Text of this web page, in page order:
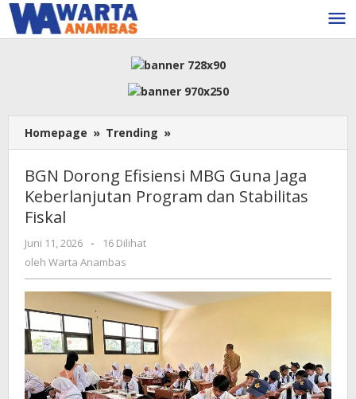
Lewati
ke
konten
Homepage » Trending »
Dorong
MBG
Guna
Stabilitas
Fiskal
BGN Dorong Efisiensi MBG Guna Jaga
Keberlanjutan Program dan Stabilitas
Fiskal
Juni 11, 2026
oleh
Warta
-
16 Dilihat
oleh Warta Anambas